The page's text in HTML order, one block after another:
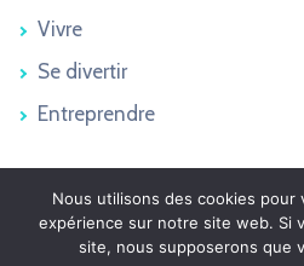
Vivre
Se divertir
Entreprendre
Podensac 2026 © -
Plan du
Mentions
Nous utilisons des cookies pour
expérience sur notre site web. Si
site, nous supposerons que